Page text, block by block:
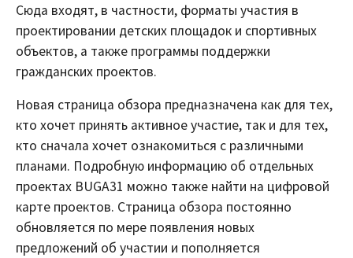
Сюда входят, в частности, форматы участия в
проектировании детских площадок и спортивных
объектов, а также программы поддержки
гражданских проектов.
Новая страница обзора предназначена как для тех,
кто хочет принять активное участие, так и для тех,
кто сначала хочет ознакомиться с различными
планами. Подробную информацию об отдельных
проектах BUGA31 можно также найти на цифровой
карте проектов. Страница обзора постоянно
обновляется по мере появления новых
предложений об участии и пополняется